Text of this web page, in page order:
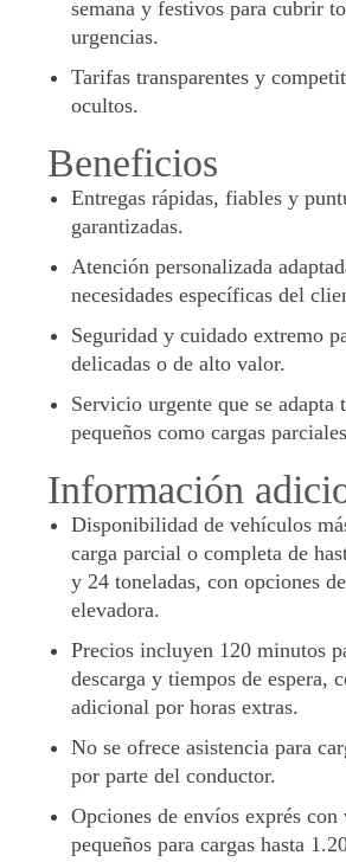
semana y festivos para cubrir
urgencias.
Tarifas transparentes y
ocultos.
Beneficios
Entregas rápidas, fiables y
garantizadas.
Atención personalizada
necesidades específicas del
Seguridad y cuidado extremo
delicadas o de alto valor.
Servicio urgente que se adapta
pequeños como cargas
Información
Disponibilidad de vehículos
carga parcial o completa de
y 24 toneladas, con opciones
elevadora.
Precios incluyen 120 minutos
descarga y tiempos de espera,
adicional por horas extras.
No se ofrece asistencia para
por parte del conductor.
Opciones de envíos exprés con
pequeños para cargas hasta